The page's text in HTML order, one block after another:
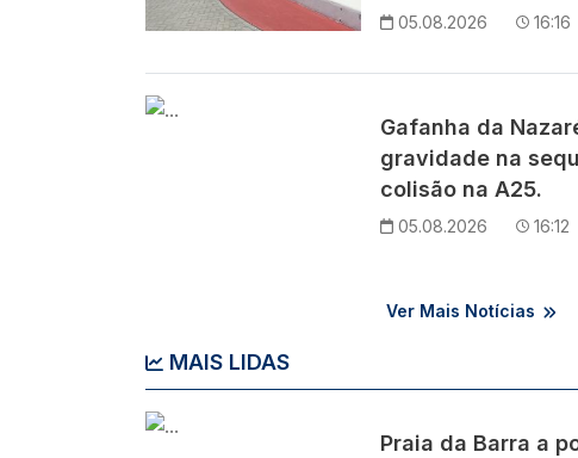
05.08.2026 16:16
Imagem
Gafanha da
gravidade na
colisão na A25.
05.08.2026 16:12
Ver Mais Notícias
MAIS LIDAS
Imagem
Praia da Barra a